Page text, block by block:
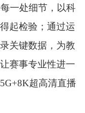
赛事+景
迷在感受绿
的烟火
科技赋
赛球队，